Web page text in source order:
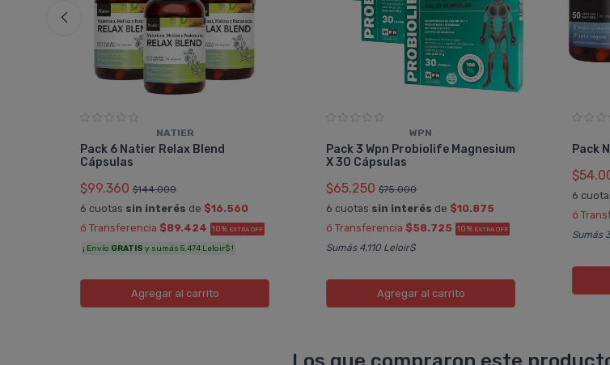
NATIER
Pack 6 Natier Relax Blend
Cápsulas
$99.360 $144.000
6 cuotas sin interés de $16.560
ó Transferencia $89.424 10% EXTRA OFF
¡ Envío GRATIS y sumás 5.474 Leloir$ !
Agregaral carrito
WPN
Pack 3 Wpn Probiolife Magnesium
X 30 Cápsulas
$65.250 $75.000
6 cuotas sin interés de $10.875
ó Transferencia $58.725 10% EXTRA OFF
Sumás 4.110 Leloir$
Agregaral carrito
Pack
6
ó
Sumás